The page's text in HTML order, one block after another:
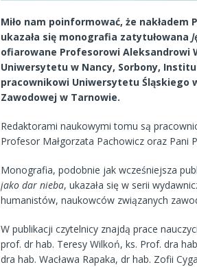
Miło nam poinformować, że nakładem
ukazała się monografia zatytułowana
ofiarowane Profesorowi Aleksandrowi
Uniwersytetu w Nancy, Sorbony,
pracownikowi Uniwersytetu Śląskiego
Zawodowej w Tarnowie.
Redaktorami naukowymi tomu są
Profesor Małgorzata Pachowicz oraz Pani
Monografia, podobnie jak wcześniejsza
jako dar nieba, ukazała się w serii
humanistów, naukowców związanych
W publikacji czytelnicy znajdą prace
prof. dr hab. Teresy Wilkoń, ks. Prof. dra
dra hab. Wacława Rapaka, dr hab. Zofii